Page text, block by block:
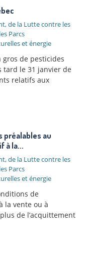
de la Lutte contre les
Parcs
et énergie
gros de pesticides
tard le 31 janvier de
relatifs aux
préalables au
à la...
de la Lutte contre les
Parcs
et énergie
de
la vente ou à
de l’acquittement